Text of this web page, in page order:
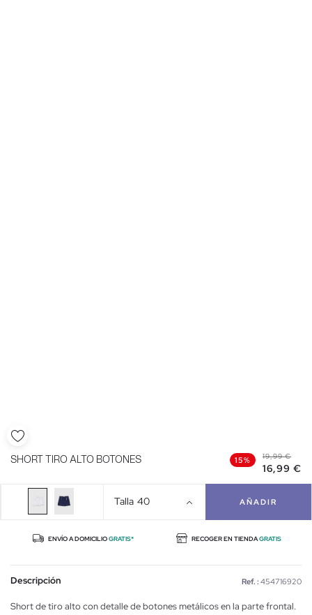
SHORT TIRO ALTO BOTONES 15% 19,99 €
16,99 €
Talla 40 AÑADIR
ENVÍO A DOMICILIOGRATIS* RECOGER EN TIENDAGRATIS
Descripción Ref. : 454716920
Short de tiro alto con detalle de botones metálicos en la parte frontal.